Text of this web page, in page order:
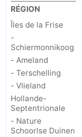
RÉGION
Îles de la Frise
-
Schiermonnikoog
- Ameland
- Terschelling
- Vlieland
Hollande-
Septentrionale
- Nature
Schoorlse Duinen